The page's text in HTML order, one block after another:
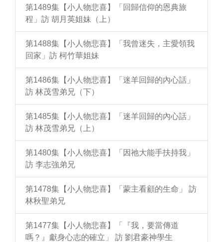
第1489集【小人物悲喜】「回歸信仰的恩典旅
程」訪 胡月英姐妹（上）
第1488集【小人物悲喜】「我曾迷失，主愛領我
回家」訪 柯竹華姐妹
第1486集【小人物悲喜】「迷羊回歸的內心話」
訪 林茂雪弟兄（下）
第1485集【小人物悲喜】「迷羊回歸的內心話」
訪 林茂雪弟兄（上）
第1480集【小人物悲喜】「因祂大能手扶持我」
訪 李志強弟兄
第1478集【小人物悲喜】「蒙主看顧的生命」 訪
林秋聖弟兄
第1477集【小人物悲喜】「『我，要當傳道
嗎？』獻身心志的確立」 訪 劉君豪神學生